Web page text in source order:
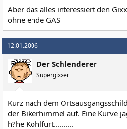
Aber das alles interessiert den
ohne ende GAS
12.01.2006
Der Schlenderer
Supergixxer
Kurz nach dem
der Bikerhimmel auf. Eine Kurve
h?he Kohlfurt..........